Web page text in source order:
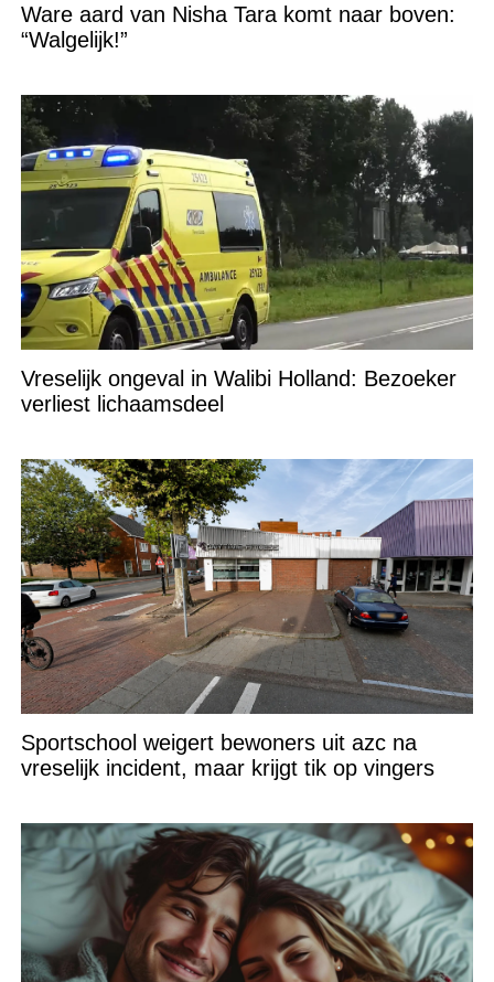
Ware aard van Nisha Tara komt naar boven:
“Walgelijk!”
Vreselijk ongeval in Walibi Holland: Bezoeker
verliest lichaamsdeel
Sportschool weigert bewoners uit azc na
vreselijk incident, maar krijgt tik op vingers